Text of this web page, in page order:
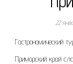
22
Гастрономический
Приморский край